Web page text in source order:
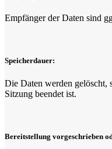
Empfänger der Daten sind
Speicherdauer:
Die Daten werden gelöscht,
Sitzung beendet ist.
Bereitstellung vorgeschrieben